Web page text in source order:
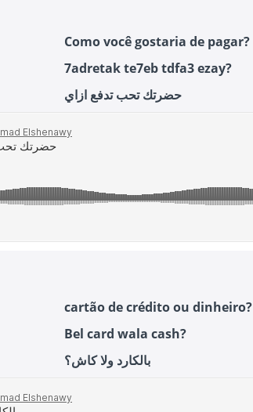
Como você gostaria de pagar?
7adretak te7eb tdfa3 ezay?
حضرتك تحب تدفع ازاي
cartão de crédito ou dinheiro?
Bel card wala cash?
بالكارد ولا كاش؟